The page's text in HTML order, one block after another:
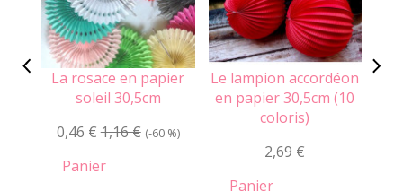
La rosace en papier
soleil 30,5cm
0,46 € 1,16 € (-60 %)
Panier
Le lampion accordéon
en papier 30,5cm (10
coloris)
2,69 €
Panier